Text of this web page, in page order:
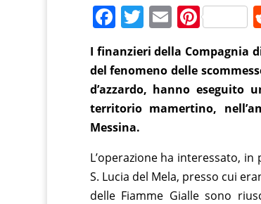
F
c
e
b
o
o
k
T
w
itt
er
E
m
ai
l
Pi
er
e
st
I finanzieri della Compagnia
del fenomeno delle
d’azzardo, hanno
territorio mamertino,
Messina.
L’operazione ha interessato,
S. Lucia del Mela, presso cui
delle Fiamme Gialle sono